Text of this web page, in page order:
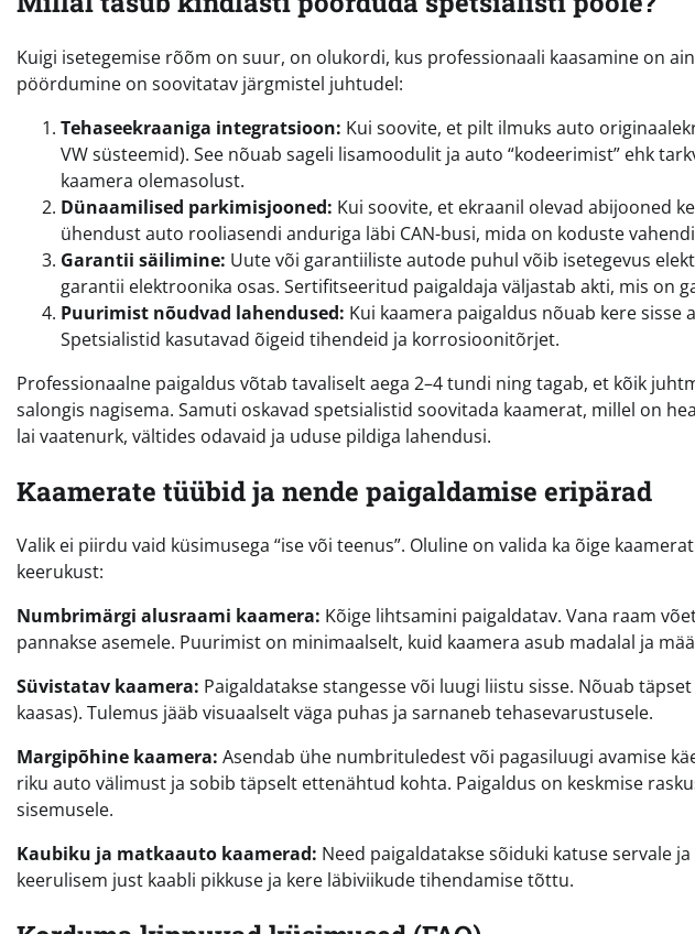
Kuigi isetegemise rõõm on suur, on olukordi, kus professionaali kaasamine on
pöördumine on soovitatav järgmistel juhtudel:
Tehaseekraaniga integratsioon: Kui soovite, et pilt ilmuks auto
VW süsteemid). See nõuab sageli lisamoodulit ja auto “kodeerimist” ehk
kaamera olemasolust.
Dünaamilised parkimisjooned: Kui soovite, et ekraanil olevad abijooned
ühendust auto rooliasendi anduriga läbi CAN-busi, mida on koduste
Garantii säilimine: Uute või garantiiliste autode puhul võib isetegevus
garantii elektroonika osas. Sertifitseeritud paigaldaja väljastab akti, mis on
Puurimist nõudvad lahendused: Kui kaamera paigaldus nõuab kere
Spetsialistid kasutavad õigeid tihendeid ja korrosioonitõrjet.
Professionaalne paigaldus võtab tavaliselt aega 2–4 tundi ning tagab, et kõik
salongis nagisema. Samuti oskavad spetsialistid soovitada kaamerat, millel on
lai vaatenurk, vältides odavaid ja uduse pildiga lahendusi.
Kaamerate tüübid ja nende paigaldamise eripärad
Valik ei piirdu vaid küsimusega “ise või teenus”. Oluline on valida ka õige
keerukust:
Numbrimärgi alusraami kaamera: Kõige lihtsamini paigaldatav. Vana raam
pannakse asemele. Puurimist on minimaalselt, kuid kaamera asub madalal ja
Süvistatav kaamera: Paigaldatakse stangesse või luugi liistu sisse. Nõuab
kaasas). Tulemus jääb visuaalselt väga puhas ja sarnaneb tehasevarustusele.
Margipõhine kaamera: Asendab ühe numbrituledest või pagasiluugi avamise
riku auto välimust ja sobib täpselt ettenähtud kohta. Paigaldus on keskmise
sisemusele.
Kaubiku ja matkaauto kaamerad: Need paigaldatakse sõiduki katuse servale
keerulisem just kaabli pikkuse ja kere läbiviikude tihendamise tõttu.